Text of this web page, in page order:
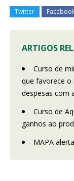
Twitter
ARTIGOS
Curso de
que favorece o
despesas com
Curso de
ganhos ao
MAPA